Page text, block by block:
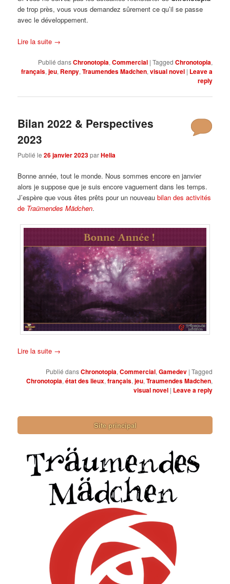
de trop près, vous vous demandez sûrement ce qu’il se passe
avec le développement.
Lire la suite →
Publié dansChronotopia, Commercial | Tagged Chronotopia,
français, jeu, Renpy, Traumendes Madchen, visual novel | Leave a
reply
Bilan 2022 & Perspectives
2023
Publié le26 janvier 2023parHelia
Bonne année, tout le monde. Nous sommes encore en janvier
alors je suppose que je suis encore vaguement dans les temps.
J’espère que vous êtes prêts pour un nouveaubilan des activités
de Traümendes Mädchen.
Lire la suite →
Publié dansChronotopia, Commercial, Gamedev | Tagged
Chronotopia, état des lieux, français, jeu, Traumendes Madchen,
visual novel | Leave a reply
Site principal